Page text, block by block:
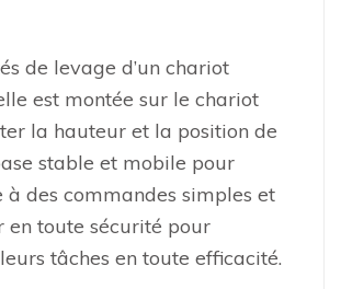
de levage d’un chariot
est montée sur le chariot
la hauteur et la position de
stable et mobile pour
des commandes simples et
toute sécurité pour
tâches en toute efficacité.